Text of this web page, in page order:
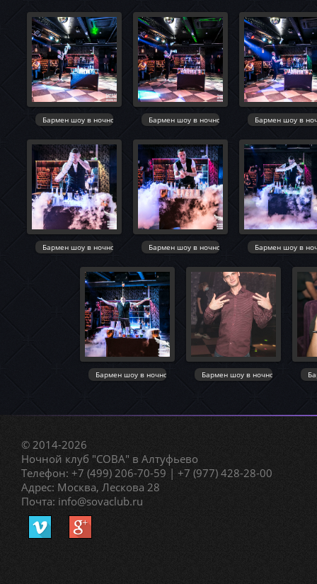
© 2014-2026
Ночной клуб "СОВА" в Алтуфьево
Телефон: +7 (499) 206-70-59 | +7 (977) 428-28-00
Адрес: Москва, Лескова 28
Почта: info@sovaclub.ru